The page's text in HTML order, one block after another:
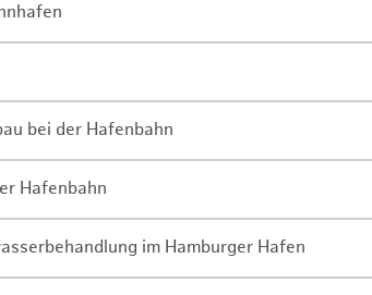
bei der Hafenbahn
Hafenbahn
im Hamburger Hafen